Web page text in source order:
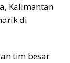
Kalimantan
di
tim besar